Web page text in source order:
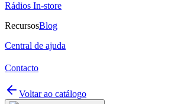
Rádios In-store
RecursosBlog
Central de ajuda
Contacto
Voltar ao catálogo